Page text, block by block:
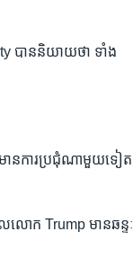
បាន​និយាយ​ថា ទាំង​
ាន​ការ​ប្រជុំ​ណា​មួយ​ទៀត​
លោក Trump មាន​ឆន្ទៈ​